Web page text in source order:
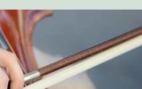
Iscriviti alla